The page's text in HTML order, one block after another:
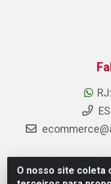
O nosso site coleta
AC Araujo